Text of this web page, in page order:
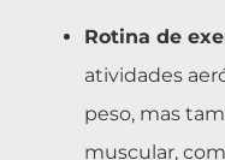
Rotina de
atividades
peso, mas
muscular,